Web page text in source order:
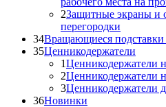
2Защитные экраны и
перегородки
34Вращающиеся подставки
35Ценникодержатели
1Ценникодержатели
2Ценникодержатели
3Ценникодержатели
36Новинки